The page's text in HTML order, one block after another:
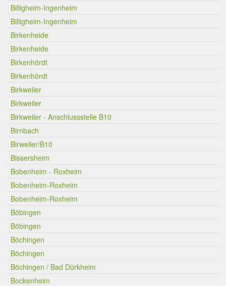
Billigheim-Ingenheim
Billigheim-Ingenheim
Birkenheide
Birkenheide
Birkenhördt
Birkenhördt
Birkweiler
Birkweiler
Birkweiler - Anschlussstelle B10
Birnbach
Birweiler/B10
Bissersheim
Bobenheim - Roxheim
Bobenheim-Roxheim
Bobenheim-Roxheim
Böbingen
Böbingen
Böchingen
Böchingen
Böchingen / Bad Dürkheim
Bockenheim